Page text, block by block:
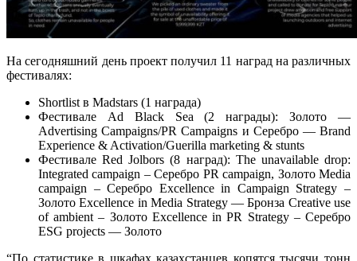
На сегодняшний день проект получил 11 наград на различных
фестивалях:
Shortlist в Madstars (1 награда)
Фестивале Ad Black Sea (2 награды):Золото —
Advertising Campaigns/PR Campaigns и Серебро — Brand
Experience & Activation/Guerilla marketing & stunts
Фестивале Red Jolbors (8 наград): The unavailable drop:
Integrated campaign – Серебро PR campaign, Золото Media
campaign – Серебро Excellence in Campaign Strategy –
Золото Excellence in Media Strategy — Бронза Creative use
of ambient – Золото Excellence in PR Strategy – Серебро
ESG projects — Золото
“По статистике в шкафах казахстанцев копятся тысячи тонн